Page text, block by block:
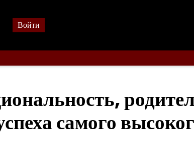
Войти
самого